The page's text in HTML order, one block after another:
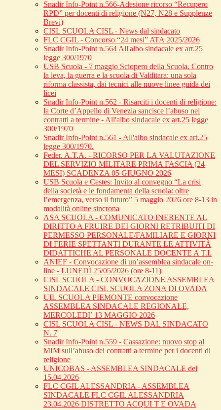
Snadir Info-Point n.566-Adesione ricorso “Recupero
RPD” per docenti di religione (N27, N28 e Supplenze
Brevi)
CISL SCUOLA CISL - News dal sindacato
FLC CGIL - Concorso “24 mesi” ATA 2025/2026
Snadir Info-Point n.564 All'albo sindacale ex art.25
legge 300/1970
USB Scuola - 7 maggio Sciopero della Scuola. Contro
la leva, la guerra e la scuola di Valditara: una sola
riforma classista, dai tecnici alle nuove linee guida dei
licei
Snadir Info-Point n.562 - Risarciti i docenti di religione:
la Corte d’Appello di Venezia sancisce l’abuso nei
contratti a termine - All'albo sindacale ex art.25 legge
300/1970
Snadir Info-Point n.561 - All'albo sindacale ex art.25
legge 300/1970.
Feder. A.T.A. - RICORSO PER LA VALUTAZIONE
DEL SERVIZIO MILITARE PRIMA FASCIA (24
MESI) SCADENZA 05 GIUGNO 2026
USB Scuola e Cestes: Invito al convegno “La crisi
della società e le fondamenta della scuola: oltre
l’emergenza, verso il futuro” 5 maggio 2026 ore 8-13 in
modalità online sincrona
ASA SCUOLA - COMUNICATO INERENTE AL
DIRITTO A FRUIRE DEI GIORNI RETRIBUITI DI
PERMESSO PERSONALE/FAMILIARE E GIORNI
DI FERIE SPETTANTI DURANTE LE ATTIVITÀ
DIDATTICHE AL PERSONALE DOCENTE A T.I.
ANIEF - Convocazione di un’assemblea sindacale on-
line - LUNEDÌ 25/05/2026 (ore 8-11)
CISL SCUOLA - CONVOCAZIONE ASSEMBLEA
SINDACALE CISL SCUOLA ZONA DI OVADA
UIL SCUOLA PIEMONTE convocazione
ASSEMBLEA SINDACALE REGIONALE,
MERCOLEDI’ 13 MAGGIO 2026
CISL SCUOLA CISL - NEWS DAL SINDACATO
N. 7
Snadir Info-Point n.559 - Cassazione: nuovo stop al
MIM sull’abuso dei contratti a termine per i docenti di
religione
UNICOBAS - ASSEMBLEA SINDACALE del
15.04.2026
FLC CGIL ALESSANDRIA - ASSEMBLEA
SINDACALE FLC CGIL ALESSANDRIA
23.04.2026 DISTRETTO ACQUI T E OVADA